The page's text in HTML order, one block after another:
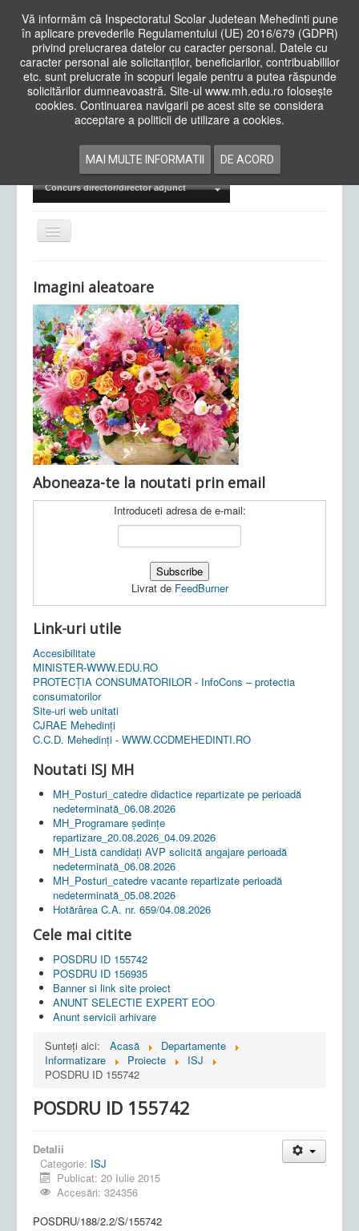
Vă informăm că Inspectoratul Scolar Judetean Mehedinti pune
în aplicare prevederile Regulamentului (UE) 2016/679 (GDPR)
privind prelucrarea datelor cu caracter personal. Datele cu
caracter personal ale solicitanților, beneficiarilor, contribuabililor
etc. sunt prelucrate în scopuri legale pentru a putea răspunde
solicitărilor dumneavoastră. Site-ul www.mh.edu.ro folosește
cookies. Continuarea navigarii pe acest site se considera
acceptare a politicii de utilizare a cookies.
MAI MULTE INFORMATII DE ACORD
Cauta
in
siteAcasa Cadre Didactice
Examene Naționale
Concurs director/director adjunct
Comută
navigarea
Ultimele articole: Vi, 04.11.2022 -Inspectoratul Școlar
Județean Mehedinți
Imagini aleatoare
Aboneaza-te la noutati prin email
Introduceti adresa de e-mail:
Livrat de FeedBurner
Link-uri utile
Accesibilitate
MINISTER-WWW.EDU.RO
PROTECȚIA CONSUMATORILOR - InfoCons – protectia
consumatorilor
Site-uri web unitati
CJRAE Mehedinți
C.C.D. Mehedinţi - WWW.CCDMEHEDINTI.RO
Noutati ISJ MH
MH_Posturi_catedre didactice repartizate pe perioadă
nedeterminată_06.08.2026
MH_Programare ședințe
repartizare_20.08.2026_04.09.2026
MH_Listă candidați AVP solicită angajare perioadă
nedeterminată_06.08.2026
MH_Posturi_catedre vacante repartizate perioadă
nedeterminată_05.08.2026
Hotărârea C.A. nr. 659/04.08.2026
Cele mai citite
POSDRU ID 155742
POSDRU ID 156935
Banner si link site proiect
ANUNT SELECTIE EXPERT EOO
Anunt servicii arhivare
Sunteți aici:
Acasă
Departamente
Informatizare
Proiecte
ISJ
POSDRU ID 155742
POSDRU ID 155742
Detalii
Categorie: ISJ
Publicat: 20 Iulie 2015
Accesări: 324356
POSDRU/188/2.2/S/155742